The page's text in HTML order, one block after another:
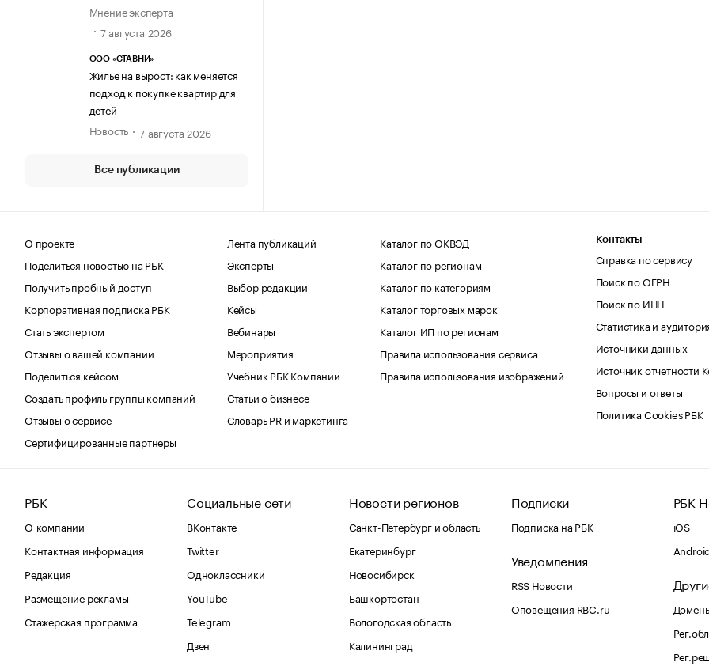
Мнение эксперта
7 августа 2026
ООО «СТАВНИ»
Жилье на вырост: как меняется
подход к покупке квартир для
детей
Новость
7 августа 2026
Все публикации
О проекте
Поделиться новостью на РБК
Получить пробный доступ
Корпоративная подписка РБК
Стать экспертом
Отзывы о вашей компании
Поделиться кейсом
Создать профиль группы компаний
Отзывы о сервисе
Сертифицированные партнеры
Лента публикаций
Эксперты
Выбор редакции
Кейсы
Вебинары
Мероприятия
Учебник РБК Компании
Статьи о бизнесе
Словарь PR и маркетинга
Каталог по ОКВЭД
Каталог по регионам
Каталог по категориям
Каталог торговых марок
Каталог ИП по регионам
Правила использования сервиса
Правила использования изображений
Контакты
Справка по сервису
Поиск по ОГРН
Поиск по ИНН
Статистика и
Источники данных
Источник отчетности
Вопросы и ответы
Политика Cookies РБК
РБК
О компании
Контактная информация
Редакция
Размещение рекламы
Стажерская программа
Социальные сети
ВКонтакте
Twitter
Одноклассники
YouTube
Telegram
Дзен
Новости регионов
Санкт-Петербург и область
Екатеринбург
Новосибирск
Башкортостан
Вологодская область
Калининград
Подписки
Подписка на РБК
Уведомления
RSS Новости
Оповещения RBC.ru
РБК
iOS